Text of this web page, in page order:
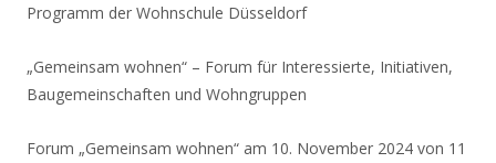
Programm der Wohnschule Düsseldorf
„Gemeinsam wohnen“ – Forum für Interessierte, Initiativen,
Baugemeinschaften und Wohngruppen
Forum „Gemeinsam wohnen“ am 10. November 2024 von 11